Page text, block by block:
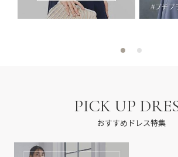
PICK UP
おすすめドレス特集